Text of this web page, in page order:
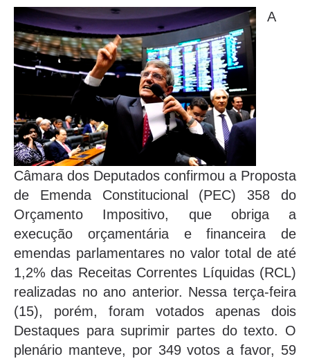
A
Câmara dos Deputados confirmou a Proposta
de Emenda Constitucional (PEC) 358 do
Orçamento Impositivo, que obriga a
execução orçamentária e financeira de
emendas parlamentares no valor total de até
1,2% das Receitas Correntes Líquidas (RCL)
realizadas no ano anterior. Nessa terça-feira
(15), porém, foram votados apenas dois
Destaques para suprimir partes do texto. O
plenário manteve, por 349 votos a favor, 59